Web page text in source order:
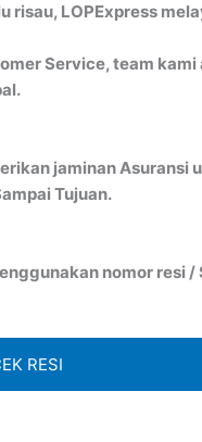
LOPExpress
Service, team
jaminan
Tujuan.
nomor resi
RESI